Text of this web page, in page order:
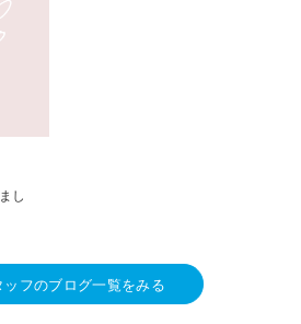
し
ッフのブログ一覧をみる